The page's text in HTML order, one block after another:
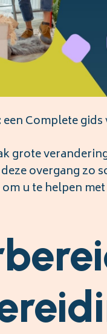
Complete
grote
overgang zo
u te helpen